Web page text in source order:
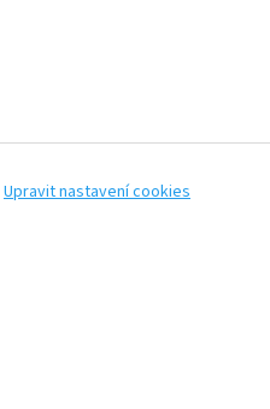
Upravit nastavení cookies